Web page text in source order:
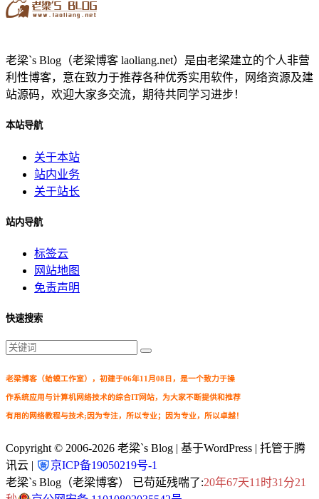
老梁`s Blog（老梁博客 laoliang.net）是由老梁建立的个人非营
利性博客，意在致力于推荐各种优秀实用软件，网络资源及建
站源码，欢迎大家多交流，期待共同学习进步！
本站导航
关于本站
站内业务
关于站长
站内导航
标签云
网站地图
免责声明
快速搜索
老梁博客（蛤蟆工作室），初建于06年11月08日，是一个致力于操
作系统应用与计算机网络技术的综合IT网站，为大家不断提供和推荐
有用的网络教程与技术;因为专注，所以专业；因为专业，所以卓越！
Copyright © 2006-2026 老梁`s Blog | 基于WordPress | 托管于腾
讯云 |
京ICP备19050219号-1
老梁`s Blog（老梁博客） 已苟延残喘了:20年67天11时31分21